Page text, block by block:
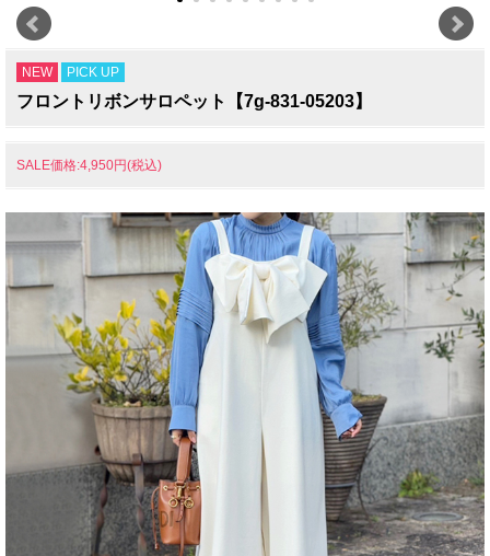
NEW PICK UP
フロントリボンサロペット【7g-831-05203】
SALE価格:4,950円(税込)